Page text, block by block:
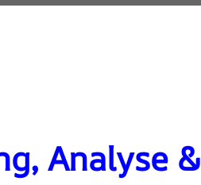
Analyse &